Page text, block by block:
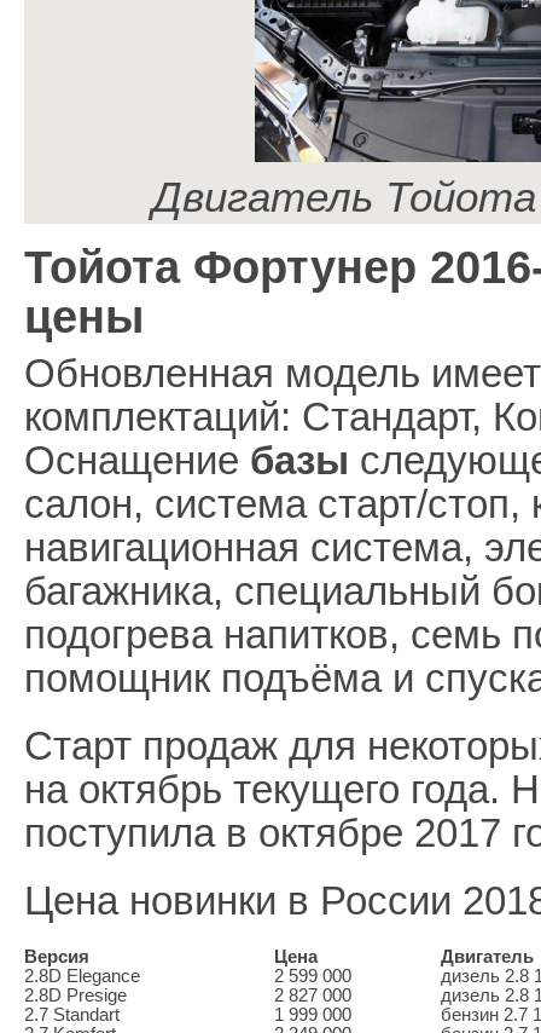
Двигатель
Тойота Фортунер
цены
Обновленная модель
комплектаций: Стандарт,
Оснащение базы
салон, система старт/стоп,
навигационная система,
багажника, специальный
подогрева напитков, семь
помощник подъёма и
Старт продаж для
на октябрь текущего года.
поступила в октябре 2017
Цена новинки в России
Версия Цена
Двигатель
2.8D Elegance
2 599 000
дизель 2.8
2.8D Presige
2 827 000
дизель 2.8
2.7 Standart
1 999 000
бензин 2.7